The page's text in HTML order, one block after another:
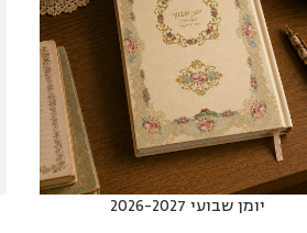
יומן שבועי 2026-2027